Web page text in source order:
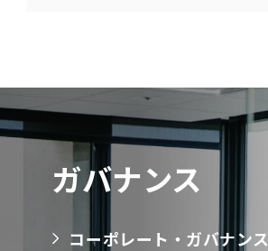
ガバナンス
コーポレート・ガバナンス